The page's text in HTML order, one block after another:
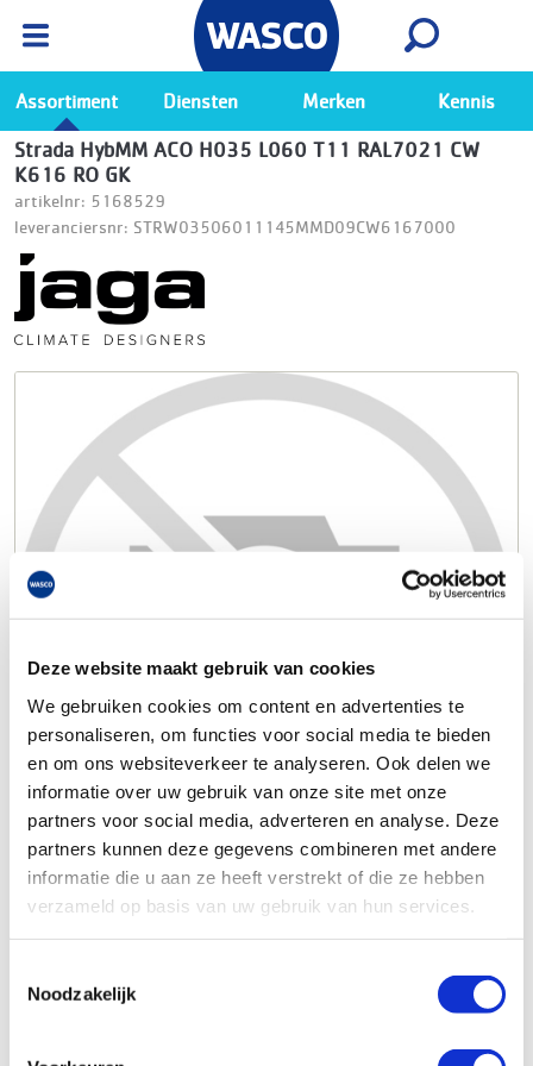
Deze website maakt gebruik van cookies
We gebruiken cookies om content en advertenties te
personaliseren, om functies voor social media te bieden
en om ons websiteverkeer te analyseren. Ook delen we
informatie over uw gebruik van onze site met onze
partners voor social media, adverteren en analyse. Deze
partners kunnen deze gegevens combineren met andere
informatie die u aan ze heeft verstrekt of die ze hebben
verzameld op basis van uw gebruik van hun services.
Noodzakelijk
Ga naar de Wasco app
Bekijk
Assortiment Diensten Merken Kennis
Strada HybMM ACO H035 L060 T11 RAL7021 CW
K616 RO GK
artikelnr: 5168529
leveranciersnr: STRW03506011145MMD09CW6167000